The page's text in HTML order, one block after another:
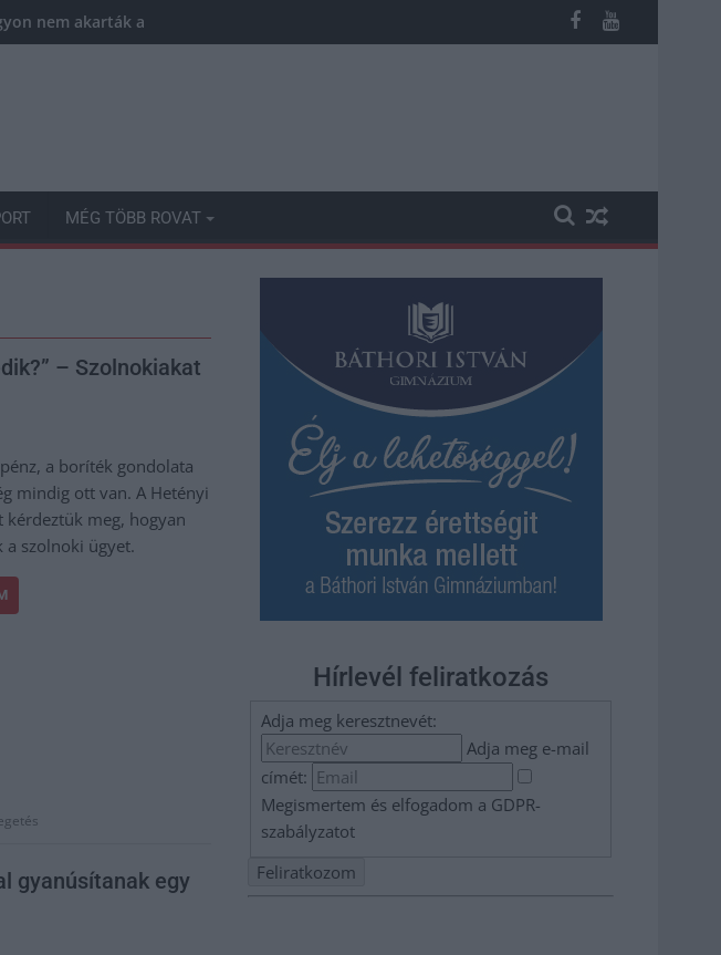
nem akarták a JÉGER további üzemeltetését
MÉG TÖBB ROVAT
– Szolnokiakat
a boríték gondolata
mindig ott van. A Hetényi
kérdeztük meg, hogyan
a szolnoki ügyet.
gyanúsítanak egy
Hírlevél feliratkozás
Adja meg keresztnevét:
Adja meg e-mail
címét:
Megismertem és elfogadom a GDPR-
szabályzatot